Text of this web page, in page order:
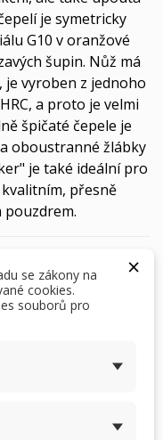
je symetricky
G10 v oranžové
šupin. Nůž má
vyroben z jednoho
a proto je velmi
špičaté čepele je
oboustranné žlábky
je také ideální pro
přesně
pouzdrem.
DPH i ×
se zákony na
cookies.
souborů pro